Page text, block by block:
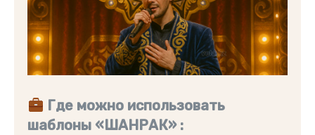
Где можно использовать
шаблоны «ШАНРАК» :